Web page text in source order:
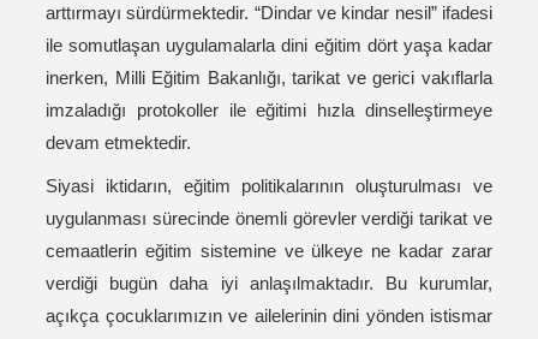
arttırmayı sürdürmektedir. “Dindar ve kindar nesil” ifadesi
ile somutlaşan uygulamalarla dini eğitim dört yaşa kadar
inerken, Milli Eğitim Bakanlığı, tarikat ve gerici vakıflarla
imzaladığı protokoller ile eğitimi hızla dinselleştirmeye
devam etmektedir.
Siyasi iktidarın, eğitim politikalarının oluşturulması ve
uygulanması sürecinde önemli görevler verdiği tarikat ve
cemaatlerin eğitim sistemine ve ülkeye ne kadar zarar
verdiği bugün daha iyi anlaşılmaktadır. Bu kurumlar,
açıkça çocuklarımızın ve ailelerinin dini yönden istismar